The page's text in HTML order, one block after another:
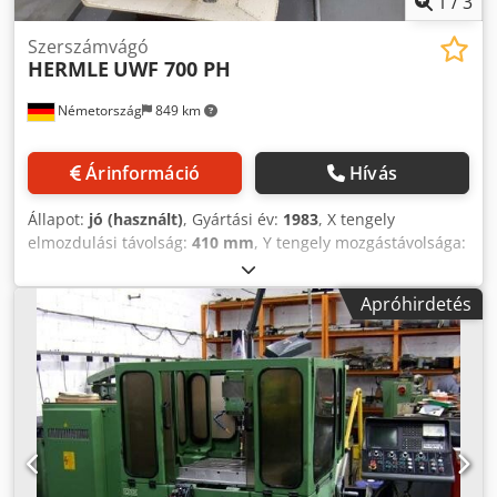
Németország 849 km
Szerszámvágó
HERMLE UWF 700 PH
Árinformáció Hívás
Állapot: jó (használt), Gyártási év: 1983, X tengely
elmozdulási távolság: 410 mm, Y tengely mozgástávolsága:
, Z-tengely elmozdulási távolság:
Vezérlés: pozicionáló és útpálya-vezérlés képernyővel
HEIDENHAIN TNC 135, 3 tengelyes kézi bemeneti vezérlés
MŰSZAKI ADATOK Munkatartomány X-tengely (hosszanti)
kézi/automatikus: 410/390 mm Y-tengely (keresztirányú)
kézi/automatikus: 310/290 mm Z-tengely (függőleges)
kézi/automatikus: 400/380 mm Orsóhüvely-löket
függőlegesen: 63 mm Szögasztal befogási felület: 700 x 285
mm Meghajtási teljesítmény (1500 ford./perc-nél): 2,2 kW
Fordulatszám-tartomány: 45 – 2000 ford./perc Fokozatok
Apróhirdetés